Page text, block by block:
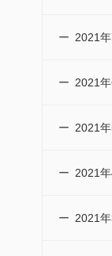
2021年
2021年
2021年
2021年
2021年